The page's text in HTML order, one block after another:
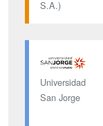
S.A.)
Universidad
San Jorge